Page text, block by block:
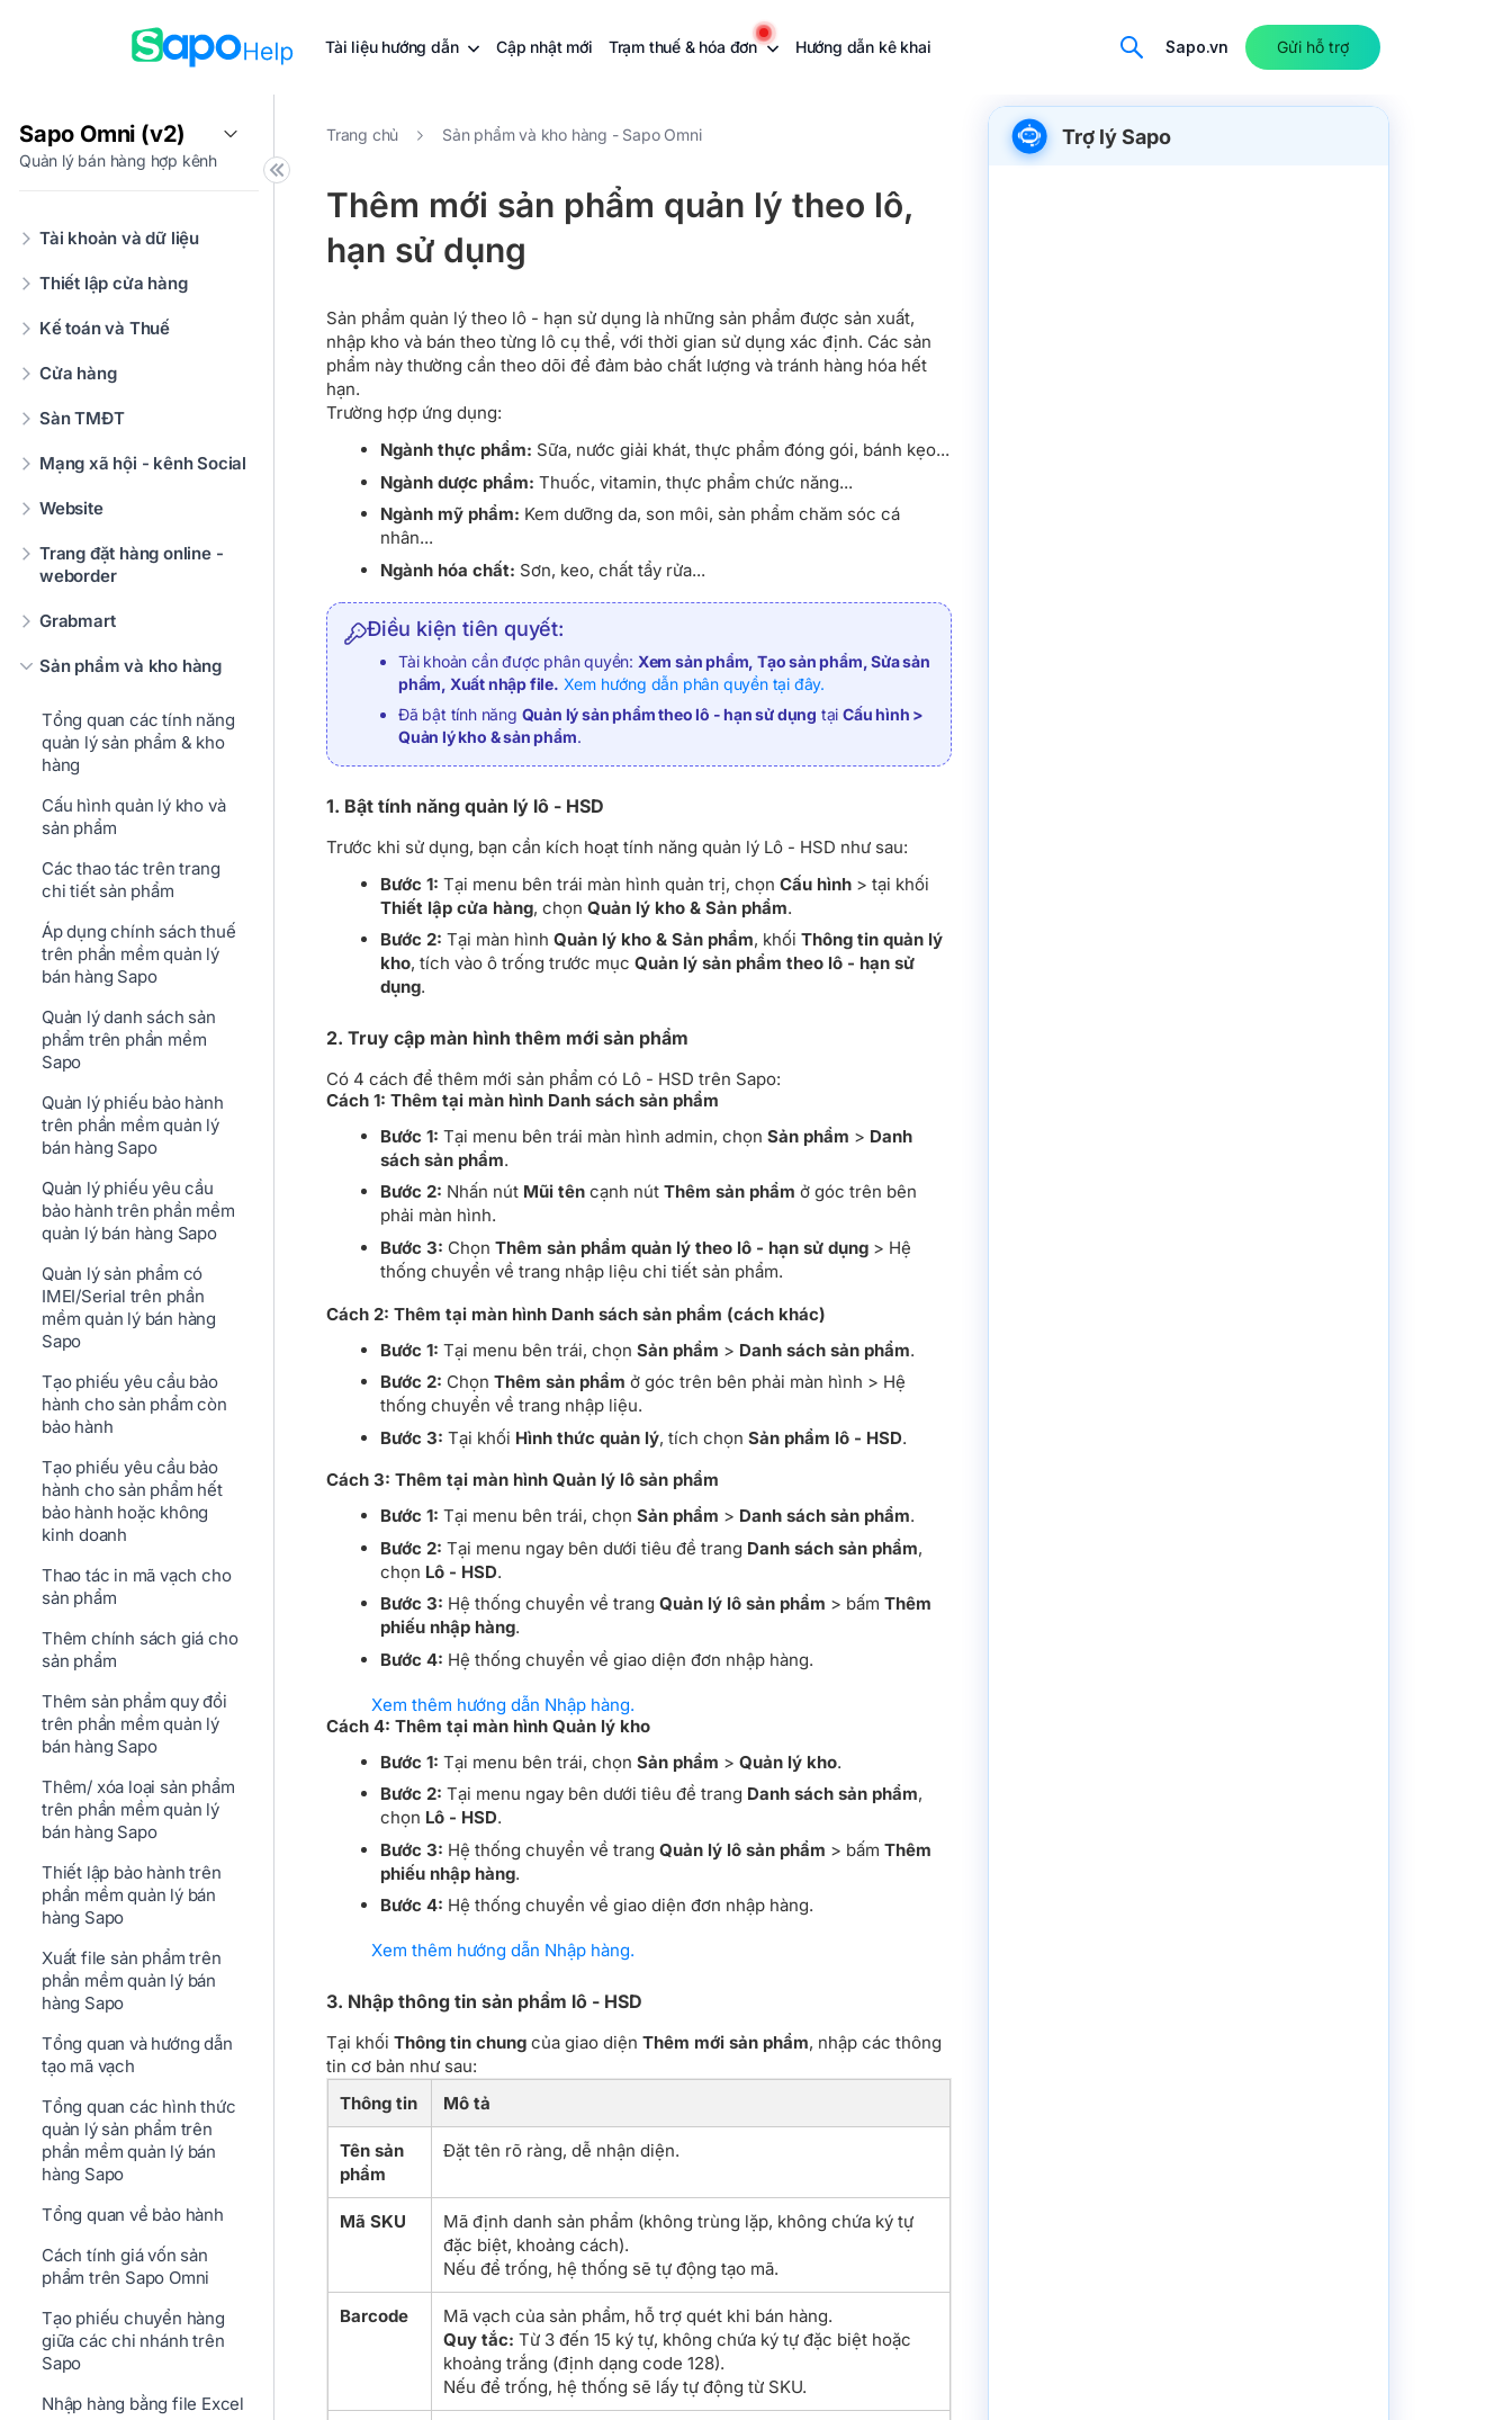
Tài liệu hướng dẫn Cập nhật mới Trạm thuế & hóa đơn Hướng dẫn kê khai Sapo.vn Gửi hỗ trợ
Sapo Omni (v2)
Quản lý bán hàng hợp kênh
Tài khoản và dữ liệu
Thiết lập cửa hàng
Kế toán và Thuế
Cửa hàng
Sàn TMĐT
Mạng xã hội - kênh Social
Website
Trang đặt hàng online -
weborder
Grabmart
Sản phẩm và kho hàng
Tổng quan các tính năng
quản lý sản phẩm & kho
hàng
Cấu hình quản lý kho và
sản phẩm
Các thao tác trên trang
chi tiết sản phẩm
Áp dụng chính sách thuế
trên phần mềm quản lý
bán hàng Sapo
Quản lý danh sách sản
phẩm trên phần mềm
Sapo
Quản lý phiếu bảo hành
trên phần mềm quản lý
bán hàng Sapo
Quản lý phiếu yêu cầu
bảo hành trên phần mềm
quản lý bán hàng Sapo
Quản lý sản phẩm có
IMEI/Serial trên phần
mềm quản lý bán hàng
Sapo
Tạo phiếu yêu cầu bảo
hành cho sản phẩm còn
bảo hành
Tạo phiếu yêu cầu bảo
hành cho sản phẩm hết
bảo hành hoặc không
kinh doanh
Thao tác in mã vạch cho
sản phẩm
Thêm chính sách giá cho
sản phẩm
Thêm sản phẩm quy đổi
trên phần mềm quản lý
bán hàng Sapo
Thêm/ xóa loại sản phẩm
trên phần mềm quản lý
bán hàng Sapo
Thiết lập bảo hành trên
phần mềm quản lý bán
hàng Sapo
Xuất file sản phẩm trên
phần mềm quản lý bán
hàng Sapo
Tổng quan và hướng dẫn
tạo mã vạch
Tổng quan các hình thức
quản lý sản phẩm trên
phần mềm quản lý bán
hàng Sapo
Tổng quan về bảo hành
Cách tính giá vốn sản
phẩm trên Sapo Omni
Tạo phiếu chuyển hàng
giữa các chi nhánh trên
Sapo
Nhập hàng bằng file Excel
Trang chủ Sản phẩm và kho hàng - Sapo Omni
Thêm mới sản phẩm quản lý theo lô,
hạn sử dụng
Sản phẩm quản lý theo lô - hạn sử dụng là những sản phẩm được sản xuất,
nhập kho và bán theo từng lô cụ thể, với thời gian sử dụng xác định. Các sản
phẩm này thường cần theo dõi để đảm bảo chất lượng và tránh hàng hóa hết
hạn.
Trường hợp ứng dụng:
Ngành thực phẩm: Sữa, nước giải khát, thực phẩm đóng gói, bánh kẹo...
Ngành dược phẩm: Thuốc, vitamin, thực phẩm chức năng...
Ngành mỹ phẩm: Kem dưỡng da, son môi, sản phẩm chăm sóc cá
nhân...
Ngành hóa chất: Sơn, keo, chất tẩy rửa...
Điều kiện tiên quyết:
Tài khoản cần được phân quyền: Xem sản phẩm, Tạo sản phẩm, Sửa sản
phẩm, Xuất nhập file. Xem hướng dẫn phân quyền tại đây.
Đã bật tính năng Quản lý sản phẩm theo lô - hạn sử dụng tạiCấu hình >
Quản lý kho & sản phẩm.
1. Bật tính năng quản lý lô - HSD
Trước khi sử dụng, bạn cần kích hoạt tính năng quản lý Lô - HSD như sau:
Bước 1: Tại menu bên trái màn hình quản trị, chọn Cấu hình > tại khối
Thiết lập cửa hàng, chọn Quản lý kho & Sản phẩm.
Bước 2: Tại màn hình Quản lý kho & Sản phẩm, khối Thông tin quản lý
kho, tích vào ô trống trước mục Quản lý sản phẩm theo lô - hạn sử
dụng.
2. Truy cập màn hình thêm mới sản phẩm
Có 4 cách để thêm mới sản phẩm có Lô - HSD trên Sapo:
Cách 1: Thêm tại màn hình Danh sách sản phẩm
Bước 1: Tại menu bên trái màn hình admin, chọn Sản phẩm > Danh
sách sản phẩm.
Bước 2: Nhấn nút Mũi tên cạnh nút Thêm sản phẩm ở góc trên bên
phải màn hình.
Bước 3: Chọn Thêm sản phẩm quản lý theo lô - hạn sử dụng > Hệ
thống chuyển về trang nhập liệu chi tiết sản phẩm.
Cách 2: Thêm tại màn hình Danh sách sản phẩm (cách khác)
Bước 1: Tại menu bên trái, chọn Sản phẩm > Danh sách sản phẩm.
Bước 2: Chọn Thêm sản phẩm ở góc trên bên phải màn hình > Hệ
thống chuyển về trang nhập liệu.
Bước 3: Tại khối Hình thức quản lý, tích chọn Sản phẩm lô - HSD.
Cách 3: Thêm tại màn hình Quản lý lô sản phẩm
Bước 1: Tại menu bên trái, chọn Sản phẩm > Danh sách sản phẩm.
Bước 2: Tại menu ngay bên dưới tiêu đề trang Danh sách sản phẩm,
chọn Lô - HSD.
Bước 3: Hệ thống chuyển về trang Quản lý lô sản phẩm > bấm Thêm
phiếu nhập hàng.
Bước 4: Hệ thống chuyển về giao diện đơn nhập hàng.
Xem thêm hướng dẫn Nhập hàng.
Cách 4: Thêm tại màn hình Quản lý kho
Bước 1: Tại menu bên trái, chọn Sản phẩm > Quản lý kho.
Bước 2: Tại menu ngay bên dưới tiêu đề trang Danh sách sản phẩm,
chọn Lô - HSD.
Bước 3: Hệ thống chuyển về trang Quản lý lô sản phẩm > bấm Thêm
phiếu nhập hàng.
Bước 4: Hệ thống chuyển về giao diện đơn nhập hàng.
Xem thêm hướng dẫn Nhập hàng.
3. Nhập thông tin sản phẩm lô - HSD
Tại khối Thông tin chung của giao diện Thêm mới sản phẩm, nhập các thông
tin cơ bản như sau:
Thông tin
Mô tả
Tên sản
phẩm
Đặt tên rõ ràng, dễ nhận diện.
Mã SKU
Mã định danh sản phẩm (không trùng lặp, không chứa ký tự
đặc biệt, khoảng cách).
Nếu để trống, hệ thống sẽ tự động tạo mã.
Barcode
Mã vạch của sản phẩm, hỗ trợ quét khi bán hàng.
Quy tắc: Từ 3 đến 15 ký tự, không chứa ký tự đặc biệt hoặc
khoảng trắng (định dạng code 128).
Nếu để trống, hệ thống sẽ lấy tự động từ SKU.
Trợ lý Sapo